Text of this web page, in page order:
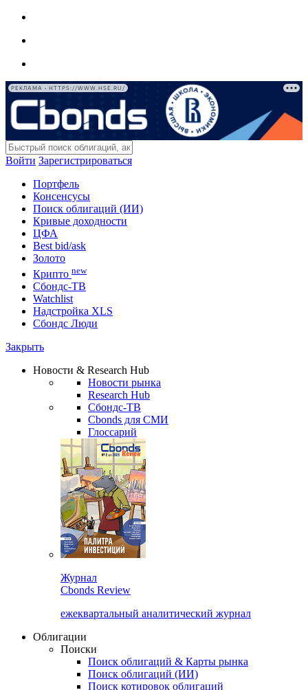
РЕКЛАМА • HTTPS://WWW.HSE.RU/
Войти Зарегистрироваться
Портфель
Консенсусы
Поиск облигаций (ИИ)
Кривые доходности
ЦФА
Best bid/ask
Золото
Крипто new
Сбондс-ТВ
Watchlist
Надстройка XLS
Сбондс Люди
Закрыть
Новости & Research Hub
Новости рынка
Research Hub
Сбондс-ТВ
Cbonds для СМИ
Глоссарий
Журнал
Cbonds Review
ежеквартальный аналитический журнал
Облигации
Поиски
Поиск облигаций & Карты рынка
Поиск облигаций (ИИ)
Поиск котировок облигаций